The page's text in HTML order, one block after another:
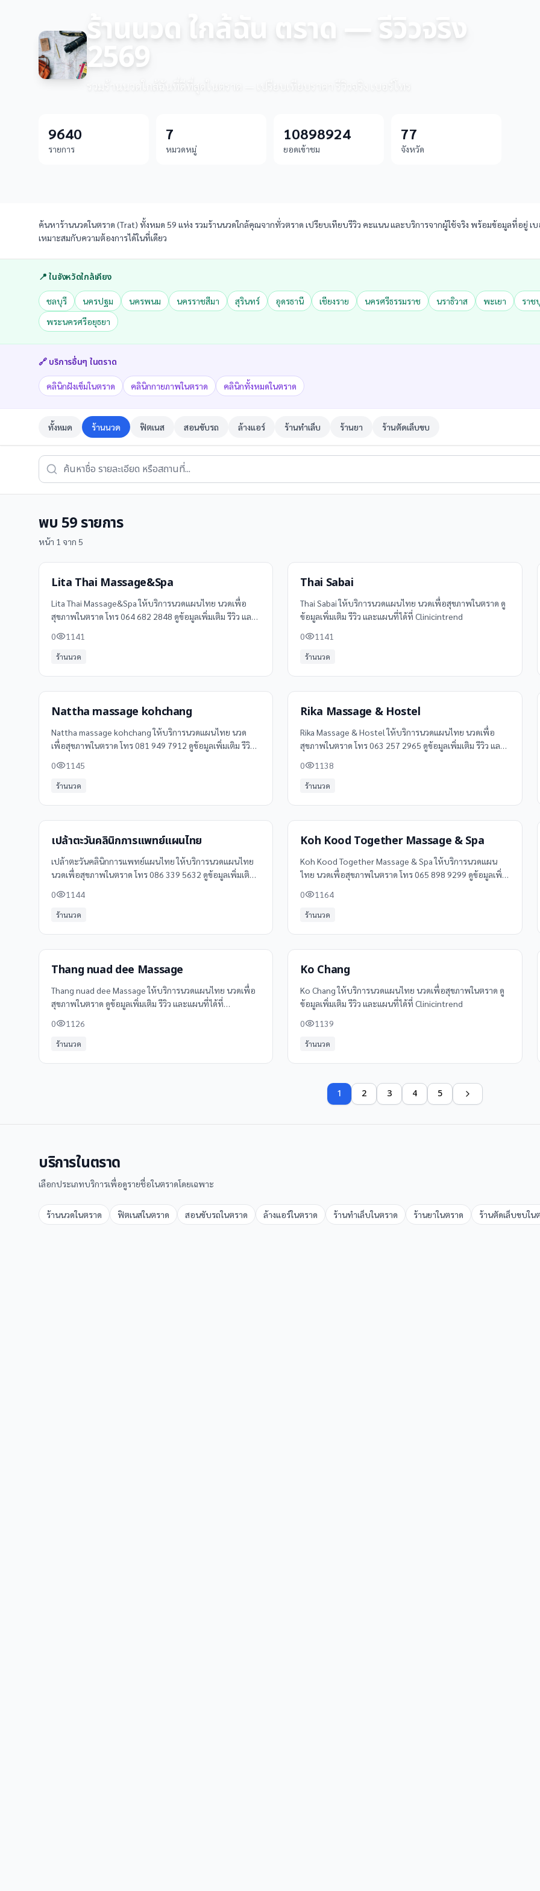
ร้านนวด ใกล้ฉัน ตราด — รีวิวจริง
2569
รวมร้านนวดใกล้ฉันที่ดีที่สุดในตราด — เปรียบเทียบราคา รีวิวจริง เบอร์โทร
9640
รายการ
7
หมวดหมู่
10898924
ยอดเข้าชม
77
จังหวัด
ค้นหาร้านนวดในตราด (Trat) ทั้งหมด 59 แห่ง รวมร้านนวดใกล้คุณจากทั่วตราด เปรียบเทียบรีวิว คะแนน และบริการจากผู้ใช้จริง พร้อมข้อมูลที่อยู่ เ
เหมาะสมกับความต้องการได้ในที่เดียว
📍 ในจังหวัดใกล้เคียง
ชลบุรี นครปฐม นครพนม นครราชสีมา สุรินทร์ อุดรธานี เชียงราย นครศรีธรรมราช นราธิวาส พะเยา
ราช
พระนครศรีอยุธยา
🔗 บริการอื่นๆ ในตราด
คลินิกฝังเข็มในตราด คลินิกกายภาพในตราด คลินิกทั้งหมดในตราด
ทั้งหมด ร้านนวด ฟิตเนส สอนขับรถ ล้างแอร์ ร้านทำเล็บ ร้านยา ร้านตัดเล็บขบ
พบ 59รายการ
หน้า 1 จาก 5
Lita Thai Massage&Spa
Lita Thai Massage&Spa ให้บริการนวดแผนไทย นวดเพื่อ
สุขภาพในตราด โทร 064 682 2848 ดูข้อมูลเพิ่มเติม รีวิว และ
0 1141
ร้านนวด
Thai Sabai
Thai Sabai ให้บริการนวดแผนไทย นวดเพื่อสุขภาพในตราด ดู
ข้อมูลเพิ่มเติม รีวิว และแผนที่ได้ที่ Clinicintrend
0
1141
ร้านนวด
Nattha massage kohchang
Nattha massage kohchang ให้บริการนวดแผนไทย นวด
เพื่อสุขภาพในตราด โทร 081 949 7912 ดูข้อมูลเพิ่มเติม รีวิว
0 1145
ร้านนวด
Rika Massage & Hostel
Rika Massage & Hostel ให้บริการนวดแผนไทย นวดเพื่อ
สุขภาพในตราด โทร 063 257 2965 ดูข้อมูลเพิ่มเติม รีวิว และ
0 1138
ร้านนวด
เปล้าตะวันคลินิกการแพทย์แผนไทย
เปล้าตะวันคลินิกการแพทย์แผนไทย ให้บริการนวดแผนไทย
นวดเพื่อสุขภาพในตราด โทร 086 339 5632 ดูข้อมูลเพิ่มเติม
0 1144
ร้านนวด
Koh Kood Together Massage & Spa
Koh Kood Together Massage & Spa ให้บริการนวดแผน
ไทย นวดเพื่อสุขภาพในตราด โทร 065 898 9299 ดูข้อมูลเพิ่ม
0 1164
ร้านนวด
Thang nuad dee Massage
Thang nuad dee Massage ให้บริการนวดแผนไทย นวดเพื่อ
สุขภาพในตราด ดูข้อมูลเพิ่มเติม รีวิว และแผนที่ได้ที่
0 1126
ร้านนวด
Ko Chang
Ko Chang ให้บริการนวดแผนไทย นวดเพื่อสุขภาพในตราด ดู
ข้อมูลเพิ่มเติม รีวิว และแผนที่ได้ที่ Clinicintrend
0
1139
ร้านนวด
1 2 3 4 5
บริการในตราด
เลือกประเภทบริการเพื่อดูรายชื่อในตราดโดยเฉพาะ
ร้านนวดในตราด ฟิตเนสในตราด สอนขับรถในตราด ล้างแอร์ในตราด ร้านทำเล็บในตราด ร้านยาในตราด ร้านตัดเล็บขบใน